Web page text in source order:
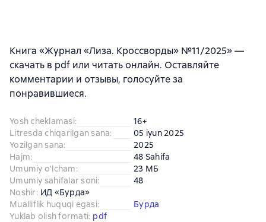
Книга «Журнал «Лиза. Кроссворды» №11/2025» —
скачать в pdf или читать онлайн. Оставляйте
комментарии и отзывы, голосуйте за
понравившиеся.
Yosh cheklamasi:
16+
Litresda chiqarilgan sana:
05 iyun 2025
Yozilgan sana:
2025
Hajm:
48 Sahifa
Umumiy o'lcham:
23 МБ
Umumiy sahifalar soni:
48
Noshir: ИД «Бурда»
Mualliflik huquqi egasi:
Бурда
Yuklab olish formati: pdf